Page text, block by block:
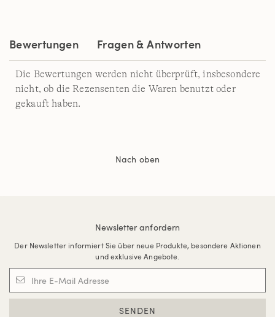
Bewertungen Fragen & Antworten
Die Bewertungen werden nicht überprüft, insbesondere
nicht, ob die Rezensenten die Waren benutzt oder
gekauft haben.
Nach oben
Newsletter anfordern
Der Newsletter informiert Sie über neue Produkte, besondere Aktionen
und exklusive Angebote.
SENDEN